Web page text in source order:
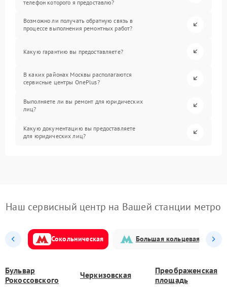
телефон которого я предоставлю?
Возможно ли получать обратную связь в
процессе выполнения ремонтных работ?
Какую гарантию вы предоставляете?
В каких районах Москвы располагаются
сервисные центры OnePlus?
Выполняете ли вы ремонт для юридических
лиц?
Какую документацию вы предоставляете
для юридических лиц?
Наш сервисный центр на Вашей станции метро
Сокольническая Большая кольцевая
Бульвар
Рокоссовского
Черкизовская
Преображенская
площадь